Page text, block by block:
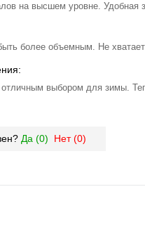
на высшем уровне. Удобная
более объемным. Не
отличным выбором для зимы.
Да (0) Нет (0)